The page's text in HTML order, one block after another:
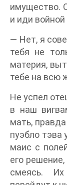
имущество.
и иди
— Нет, я
тебя не
материя,
тебе на всю
Не успел
в наш
мать,
пуэбло тэва
маис с
его
смеясь.